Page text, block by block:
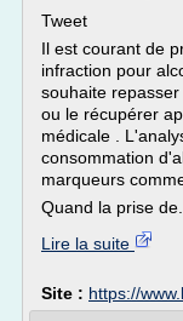
Tweet
Il est courant de
infraction pour
souhaite
ou le récupérer
médicale .
consommation
marqueurs
Quand la prise de...
Lire la suite
Site : https://